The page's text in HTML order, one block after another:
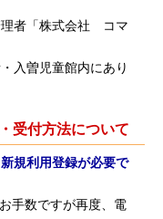
理者「株式会社 コマ
入曽児童館内にあり
受付方法について
規利用登録が必要で
手数ですが再度、電